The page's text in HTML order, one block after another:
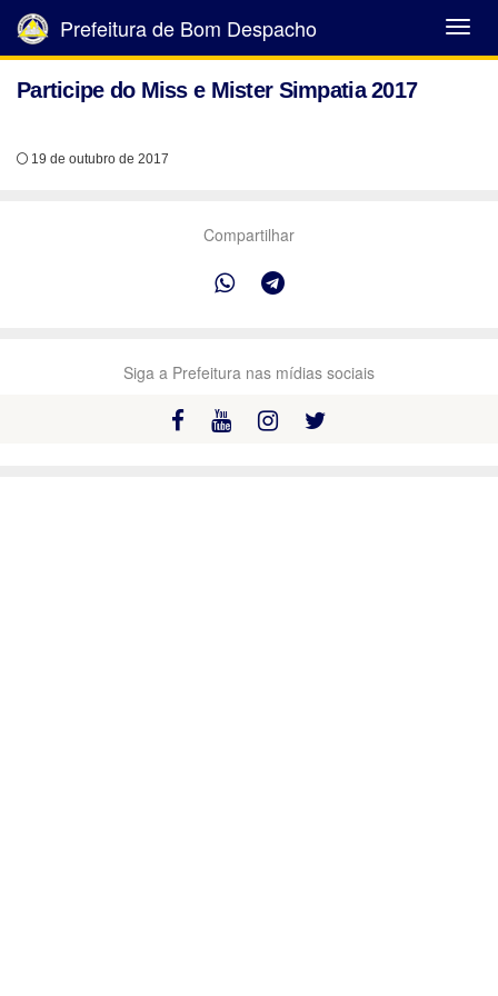
Abrir
Menu
Prefeitura de Bom Despacho
Participe do Miss e Mister Simpatia 2017
19 de outubro de 2017
Compartilhar
Siga a Prefeitura nas mídias sociais